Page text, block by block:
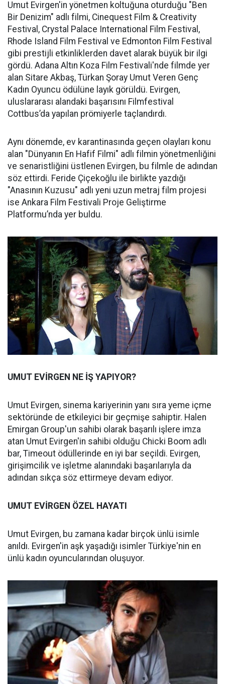
Umut Evirgen'in yönetmen koltuğuna oturduğu "Ben
Bir Denizim" adlı filmi, Cinequest Film & Creativity
Festival, Crystal Palace International Film Festival,
Rhode Island Film Festival ve Edmonton Film Festival
gibi prestijli etkinliklerden davet alarak büyük bir ilgi
gördü. Adana Altın Koza Film Festivali'nde filmde yer
alan Sitare Akbaş, Türkan Şoray Umut Veren Genç
Kadın Oyuncu ödülüne layık görüldü. Evirgen,
uluslararası alandaki başarısını Filmfestival
Cottbus’da yapılan prömiyerle taçlandırdı.
Aynı dönemde, ev karantinasında geçen olayları konu
alan "Dünyanın En Hafif Filmi" adlı filmin yönetmenliğini
ve senaristliğini üstlenen Evirgen, bu filmle de adından
söz ettirdi. Feride Çiçekoğlu ile birlikte yazdığı
"Anasının Kuzusu" adlı yeni uzun metraj film projesi
ise Ankara Film Festivali Proje Geliştirme
Platformu’nda yer buldu.
UMUT EVİRGEN NE İŞ YAPIYOR?
Umut Evirgen, sinema kariyerinin yanı sıra yeme içme
sektöründe de etkileyici bir geçmişe sahiptir. Halen
Emirgan Group'un sahibi olarak başarılı işlere imza
atan Umut Evirgen'in sahibi olduğu Chicki Boom adlı
bar, Timeout ödüllerinde en iyi bar seçildi. Evirgen,
girişimcilik ve işletme alanındaki başarılarıyla da
adından sıkça söz ettirmeye devam ediyor.
UMUT EVİRGEN ÖZEL HAYATI
Umut Evirgen, bu zamana kadar birçok ünlü isimle
anıldı. Evirgen'in aşk yaşadığı isimler Türkiye'nin en
ünlü kadın oyuncularından oluşuyor.